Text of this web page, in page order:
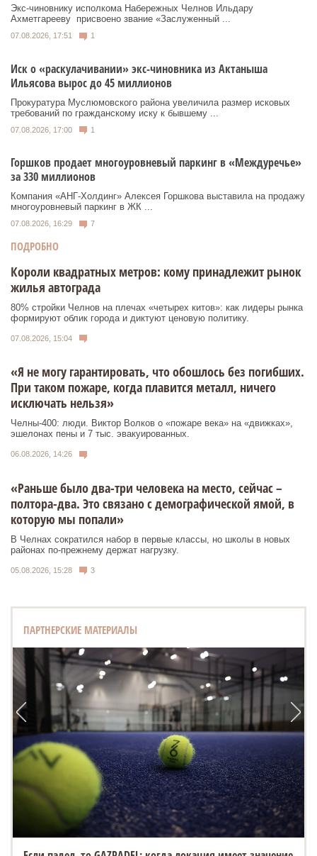
Экс‑чиновнику исполкома Набережных Челнов Ильдару
Ахметгарееву присвоено звание «Заслуженный ...
07.08.2026, 17:51 1
Иск о «раскулачивании» экс-чиновника из Актаныша
Ильясова вырос до 45 миллионов
Прокуратура Муслюмовского района увеличила размер исковых
требований по гражданскому иску к бывшему ...
07.08.2026, 17:00 1
Горшков продает многоуровневый паркинг в «Междуречье»
за 330 миллионов
Компания «АНГ-Холдинг» Алексея Горшкова выставила на продажу
многоуровневый паркинг в ЖК ...
07.08.2026, 16:29 7
ПОДРОБНО
Короли квадратных метров: кому принадлежит рынок
жилья автограда
80% стройки Челнов на плечах «четырех китов»: как лидеры рынка
формируют облик города и диктуют ценовую политику.
07.08.2026, 15:04
«Я не могу гарантировать, что обошлось без погибших.
При таком пожаре, когда плавится металл, ничего
исключать нельзя»
Челны-400: люди. Виктор Волков о «пожаре века» на «движках»,
эшелонах пены и 7 тыс. эвакуированных.
06.08.2026, 14:26
«Раньше было два-три человека на место, сейчас –
полтора-два. Это связано с демографической ямой, в
которую мы попали»
В Челнах сократился набор в первые классы, но школы в новых
районах по-прежнему держат нагрузку.
05.08.2026, 15:28 3
ПАРТНЕРСКИЕ МАТЕРИАЛЫ